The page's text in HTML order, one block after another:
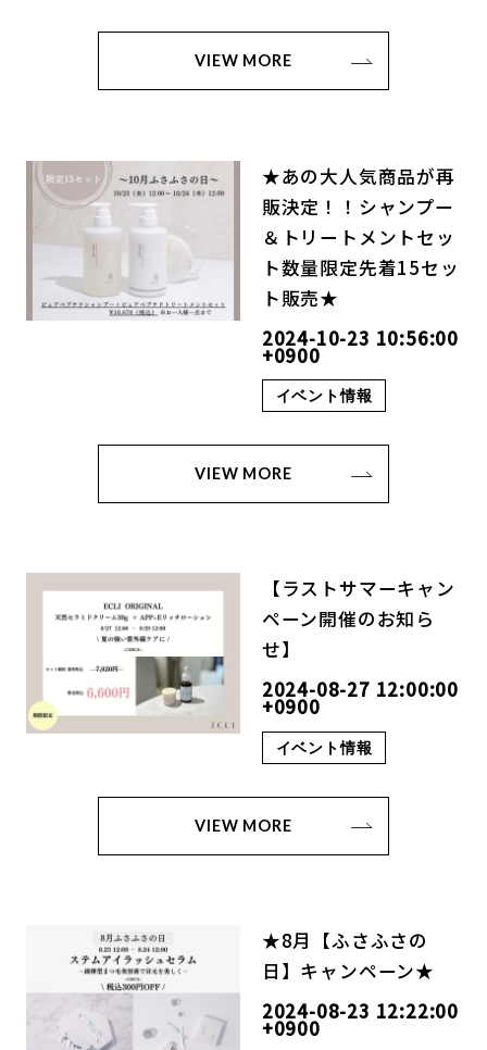
VIEW MORE
★あの大人気商品が再
販決定！！シャンプー
＆トリートメントセッ
ト数量限定先着15セッ
ト販売★
2024-10-23 10:56:00
+0900
イベント情報
VIEW MORE
【ラストサマーキャン
ペーン開催のお知ら
せ】
2024-08-27 12:00:00
+0900
イベント情報
VIEW MORE
★8月【ふさふさの
日】キャンペーン★
2024-08-23 12:22:00
+0900